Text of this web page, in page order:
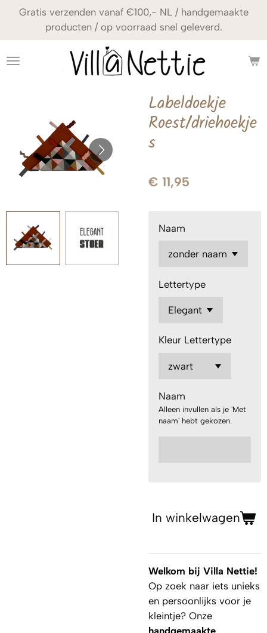
naar
de
Gratis verzenden vanaf €100,- NL / handgemaakte
producten / op voorraad snel geleverd.
Labeldoekje
Roest/driehoekje
s
€ 11,95
Naam
Lettertype
Kleur Lettertype
Naam
Alleen invullen als je 'Met
naam' hebt gekozen.
In winkelwagen
Welkom bij Villa Nettie!
Op zoek naar iets unieks
en persoonlijks voor je
kleintje? Onze